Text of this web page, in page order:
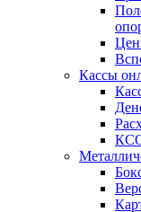
Кассы
КСО